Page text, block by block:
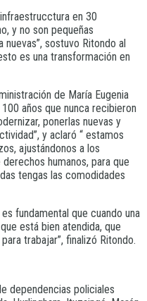
en 30
y no son pequeñas
sostuvo Ritondo al
es una transformación en
de María Eugenia
años que nunca recibieron
ponerlas nuevas y
y aclaró “ estamos
ajustándonos a los
humanos, para que
tengas las comodidades
fundamental que cuando una
está bien atendida, que
trabajar”, finalizó Ritondo.
dependencias policiales